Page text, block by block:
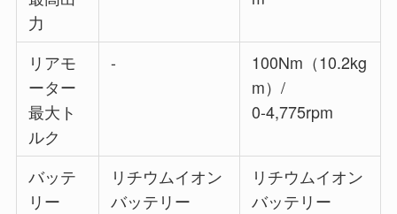
力
リアモ
ーター
最大ト
ルク
-
100Nm（10.2kg
m）/
0-4,775rpm
バッテ
リー
リチウムイオン
バッテリー
リチウムイオン
バッテリー